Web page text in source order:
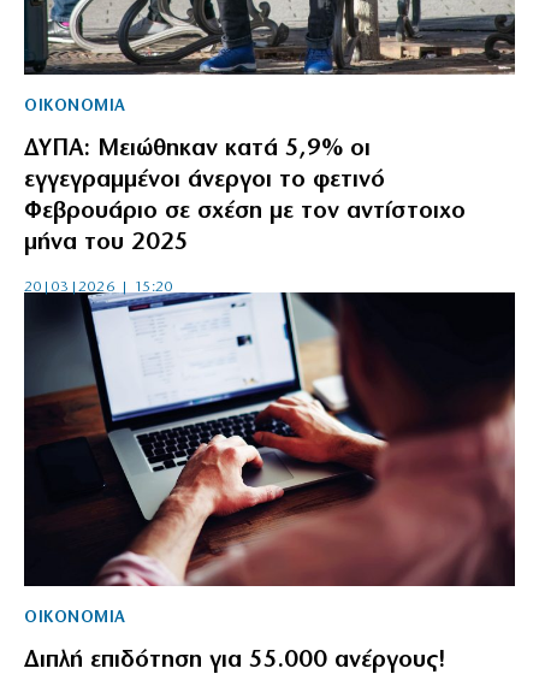
ΟΙΚΟΝΟΜΙΑ
ΔΥΠΑ: Μειώθηκαν κατά 5,9% οι
εγγεγραμμένοι άνεργοι το φετινό
Φεβρουάριο σε σχέση με τον αντίστοιχο
μήνα του 2025
20|03|2026 | 15:20
ΟΙΚΟΝΟΜΙΑ
Διπλή επιδότηση για 55.000 ανέργους!